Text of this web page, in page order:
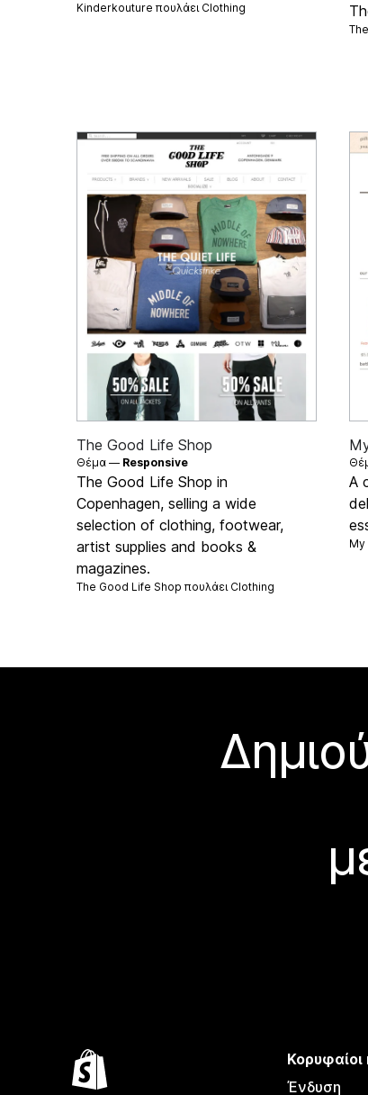
Kinderkouture πουλάει Clothing
The Good Life Shop
Θέμα — Responsive
The Good Life Shop in
Copenhagen, selling a wide
selection of clothing, footwear,
artist supplies and books &
magazines.
The Good Life Shop πουλάει Clothing
A
My
Κορυφαίοι
Ένδυση